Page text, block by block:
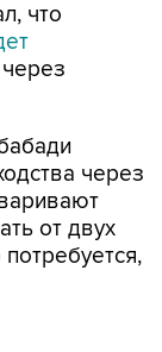
что
через
от двух